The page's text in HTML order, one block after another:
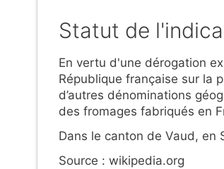
Statut de
En vertu d'une dérogation
République française sur la
d’autres dénominations
des fromages fabriqués en
Dans le canton de Vaud, en
Source : wikipedia.org